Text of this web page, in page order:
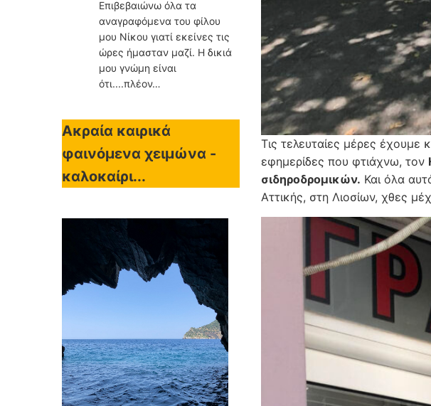
Επιβεβαιώνω όλα τα
αναγραφόμενα του φίλου
μου Νίκου γιατί εκείνες τις
ώρες ήμασταν μαζί. Η δικιά
μου γνώμη είναι
ότι....πλέον…
Ακραία καιρικά
φαινόμενα χειμώνα -
καλοκαίρι...
Τις τελευταίες μέρες
εφημερίδες που φτιάχνω, τον
σιδηροδρομικών. Και όλα
Αττικής, στη Λιοσίων, χθες